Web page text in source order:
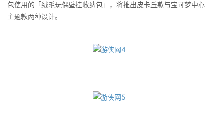
包使用的「绒毛玩偶壁挂收纳包」，将推出皮卡丘款与宝可梦中心
主题款两种设计。